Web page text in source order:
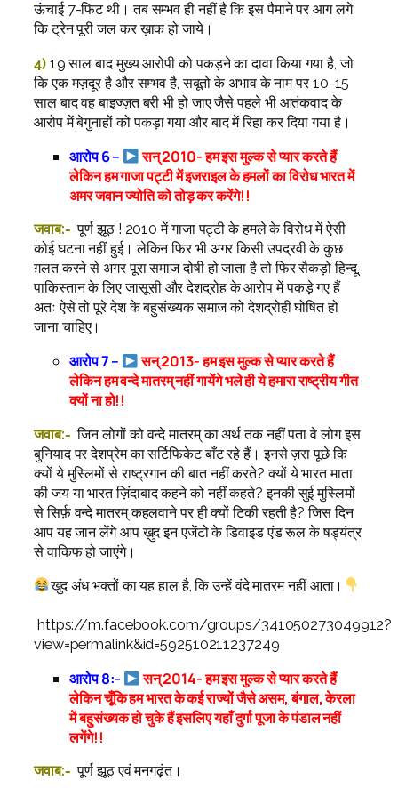
ऊंचाई 7-फिट थी। तब सम्भव ही नहीं है कि इस पैमाने पर आग लगे
कि ट्रेन पूरी जल कर ख़ाक हो जाये।
4)19 साल बाद मुख्य आरोपी को पकड़ने का दावा किया गया है, जो
कि एक मज़दूर है और सम्भव है, सबूतो के अभाव के नाम पर 10-15
साल बाद वह बाइज्ज़त बरी भी हो जाए जैसे पहले भी आतंकवाद के
आरोप में बेगुनाहों को पकड़ा गया और बाद में रिहा कर दिया गया है।
आरोप 6 –
सन् 2010- हम इस मुल्क से प्यार करते हैं
लेकिन हम गाजा पट्टी में इजराइल के हमलों का विरोध भारत में
अमर जवान ज्योति को तोड़ कर करेंगे!!
जवाब:- पूर्ण झूठ ! 2010 में गाजा पट्टी के हमले के विरोध में ऐसी
कोई घटना नहीं हुई। लेकिन फिर भी अगर किसी उपद्रवी के कुछ
ग़लत करने से अगर पूरा समाज दोषी हो जाता है तो फिर सैकड़ो हिन्दू,
पाकिस्तान के लिए जासूसी और देशद्रोह के आरोप में पकड़े गए हैं
अतः ऐसे तो पूरे देश के बहुसंख्यक समाज को देशद्रोही घोषित हो
जाना चाहिए।
आरोप 7 –
सन् 2013- हम इस मुल्क से प्यार करते हैं
लेकिन हम वन्दे मातरम् नहीं गायेंगे भले ही ये हमारा राष्ट्रीय गीत
क्यों ना हो!!
जवाब:- जिन लोगों को वन्दे मातरम् का अर्थ तक नहीं पता वे लोग इस
बुनियाद पर देशप्रेम का सर्टिफिकेट बाँट रहे हैं। इनसे ज़रा पूछे कि
क्यों ये मुस्लिमों से राष्ट्रगान की बात नहीं करते? क्यों ये भारत माता
की जय या भारत ज़िंदाबाद कहने को नहीं कहते? इनकी सुई मुस्लिमों
से सिर्फ़ वन्दे मातरम् कहलवाने पर ही क्यों टिकी रहती है? जिस दिन
आप यह जान लेंगे आप ख़ुद इन एजेंटो के डिवाइड एंड रूल के षड्यंत्र
से वाकिफ हो जाएंगे।
खुद अंध भक्तों का यह हाल है, कि उन्हें वंदे मातरम नहीं आता।
https://m.facebook.com/groups/341050273049912?
view=permalink&id=592510211237249
आरोप 8:-
सन् 2014- हम इस मुल्क से प्यार करते हैं
लेकिन चूँकि हम भारत के कई राज्यों जैसे असम, बंगाल, केरला
में बहुसंख्यक हो चुके हैं इसलिए यहाँ दुर्गा पूजा के पंडाल नहीं
लगेंगे!!
जवाब:- पूर्ण झूठ एवं मनगढ़ंत।